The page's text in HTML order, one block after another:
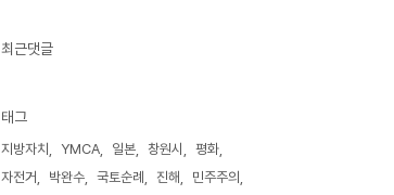
최근댓글
태그
지방자치 YMCA 일본 창원시
평화
자전거
박완수 국토순례 진해
민주주의